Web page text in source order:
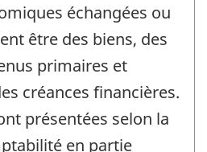
échangées ou
être des biens, des
primaires et
créances financières.
présentées selon la
en partie